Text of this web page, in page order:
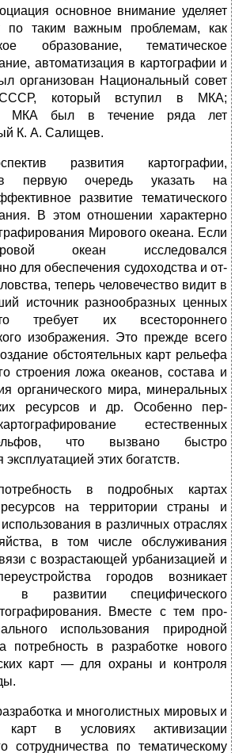
основное внимание уделяет
по таким важным проблемам, как
образование, тематическое
автоматизация в картографии и
организован Национальный совет
СССР, который вступил в МКА;
МКА был в течение ряда лет
К. А. Салищев.
развития картографии,
первую очередь указать на
развитие тематиче­ского
В этом отношении характерно
Мирового океана. Если
океан исследовался
для обеспечения судоходства и от­
теперь человечество видит в
источник разнообразных ценных
требует их всестороннего
изображения. Это прежде всего
обстоятельных карт рельефа
строения ложа океанов, состава и
органического мира, минеральных
ресурсов и др. Особенно пер­
естественных
что вызвано быстро
этих богатств.
в подробных картах
на территории страны и
в различных отраслях
в том числе обслужи­вания
с возрастающей урбанизацией и
городов возникает
в развитии специфического
Вместе с тем про­
использования природной
потребность в разработке нового
карт — для охраны и контроля
и многолистных мировых и
карт в условиях активизации
сотрудничества по тематическому